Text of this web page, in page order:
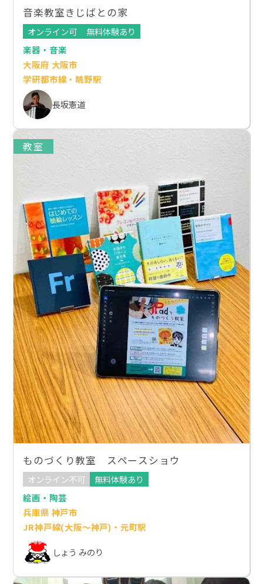
音楽教室きじばとの家
オンライン可
無料体験あり
楽器・音楽
大阪府 大阪市
学研都市線・鴫野駅
長坂憲道
教室
ものづくり教室 スペースショウ
オンライン不可
無料体験あり
絵画・陶芸
兵庫県 神戸市
JR神戸線(大阪～神戸)・元町駅
しょう みのり